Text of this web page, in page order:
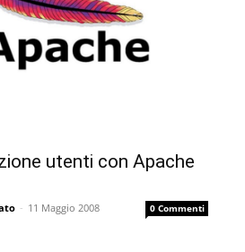
utenti con Apache
- 11 Maggio 2008 0 Commenti